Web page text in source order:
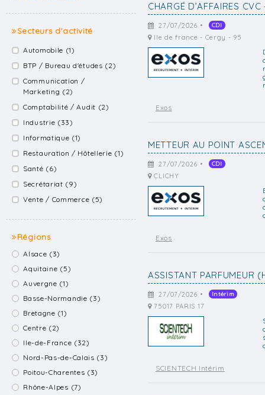
Secteurs d'activité
Automobile (1)
BTP / Bureau d'études (2)
Communication /
Marketing (2)
Comptabilité / Audit (2)
Industrie (33)
Informatique (1)
Restauration / Hôtellerie (1)
Santé (6)
Secrétariat (9)
Vente / Commerce (5)
Régions
Alsace (3)
Aquitaine (5)
Auvergne (1)
Basse-Normandie (3)
Bretagne (1)
Centre (2)
Ile-de-France (32)
Nord-Pas-de-Calais (3)
Poitou-Charentes (3)
Rhône-Alpes (7)
CHARGÉ D’AFFAIRES
27/07/2026 • CDI
Ile de france - Cergy - 95
Exos
METTEUR AU POINT
27/07/2026 • CDI
CLICHY
Exos
ASSISTANT PARFUMEUR
27/07/2026 • Intérim
75017 PARIS 17
SCIENTECH Intérim